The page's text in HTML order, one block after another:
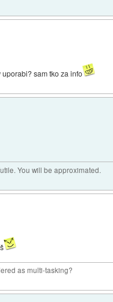
sam tko za info
You will be approximated.
as multi-tasking?